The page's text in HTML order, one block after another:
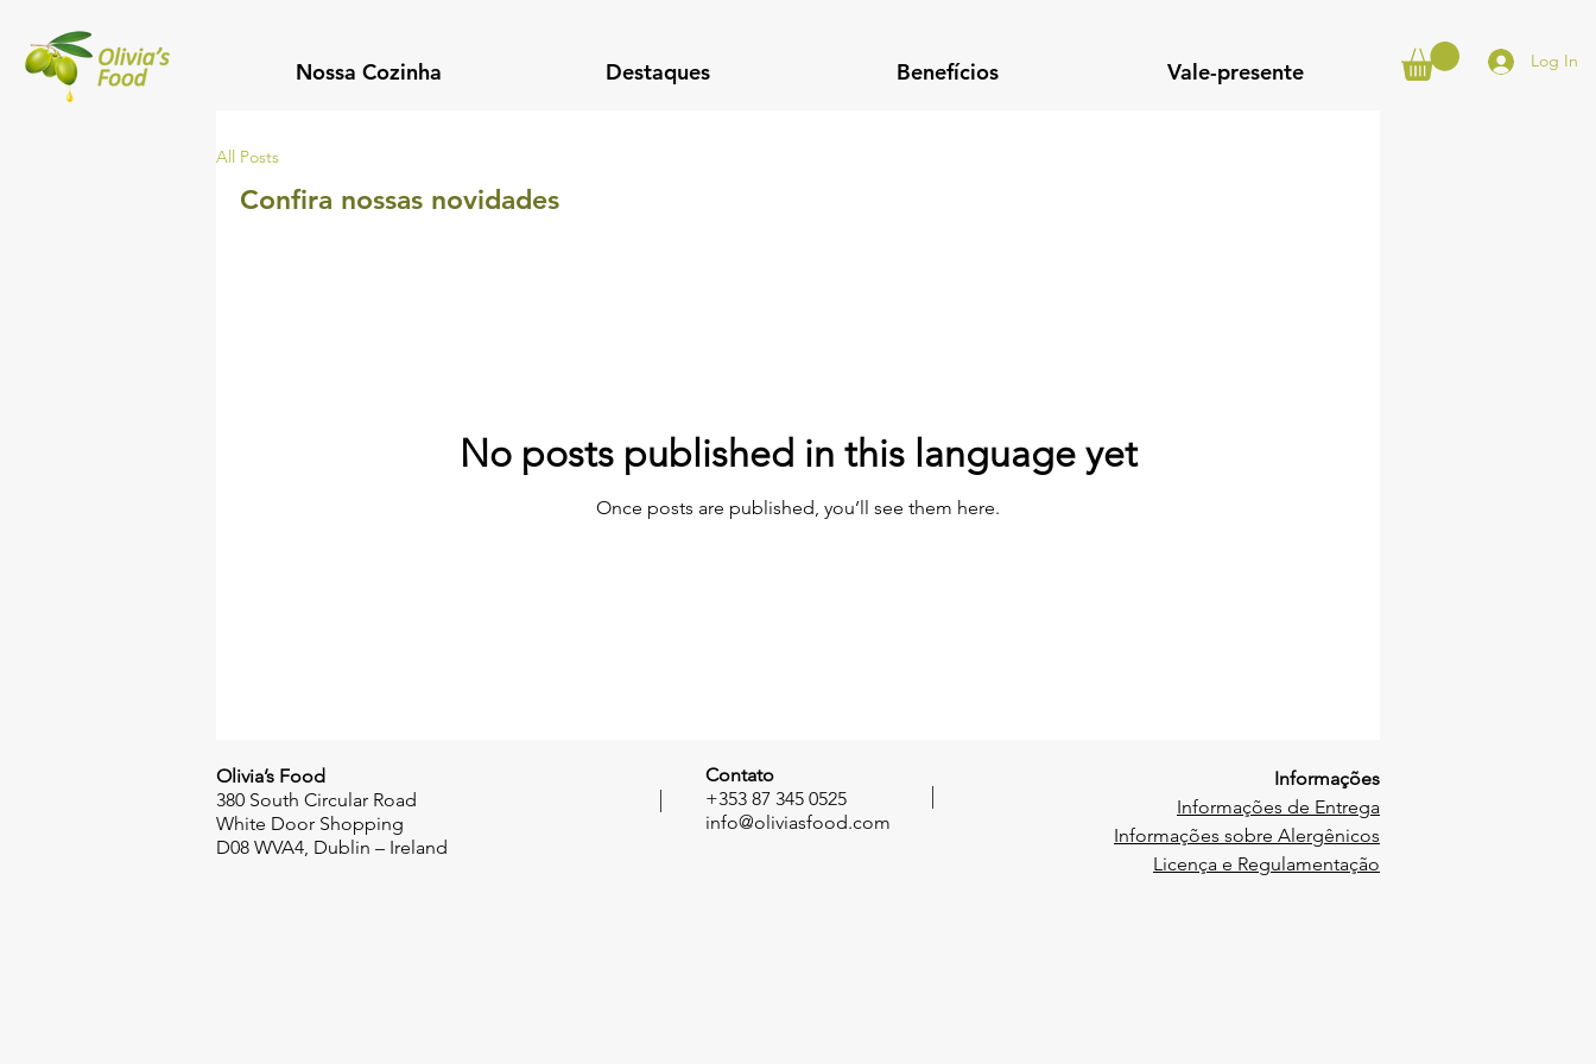
Nossa Cozinha Destaques Benefícios Vale-presente Log In
All Posts
No posts published in this language yet
Once posts are published, you’ll see them here.
Confira nossas novidades
Olivia’s Food
380 South Circular Road
White Door Shopping
D08 WVA4, Dublin – Ireland
Contato
+353 87 345 0525
info@oliviasfood.com
Informações
Informações de Entrega
Informações sobre Alergênicos
Licença e Regulamentação